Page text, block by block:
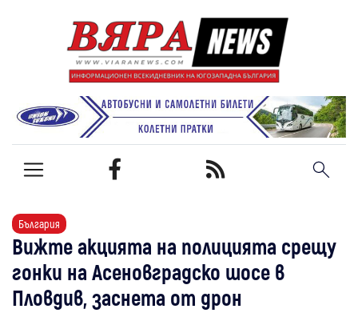
България
Вижте акцията на полицията срещу
гонки на Асеновградско шосе в
Пловдив, заснета от дрон